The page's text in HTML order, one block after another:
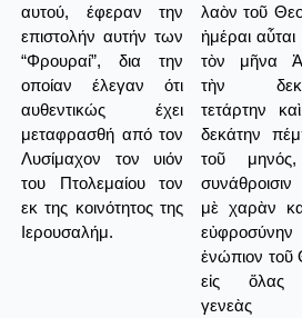
αυτού, έφεραν την
επιστολήν αυτήν των
“Φρουραί”, δια την
οποίαν έλεγαν ότι
αυθεντικώς έχει
μεταφρασθή από τον
Λυσίμαχον τον υιόν
του Πτολεμαίου τον
εκ της κοινότητος της
Ιερουσαλήμ.
λαὸν τοῦ
ἡμέραι αὗται
τὸν μῆνα
τὴν
τετάρτην
δεκάτην
τοῦ
μὲ χαρὰν
εὐφροσύνην
ἐνώπιον τοῦ
εἰς ὅλας
γενεὰς